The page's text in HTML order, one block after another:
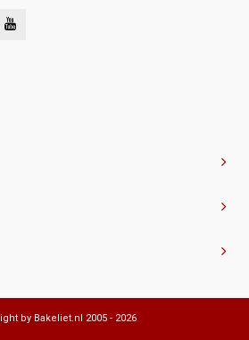
by Bakeliet.nl 2005 - 2026